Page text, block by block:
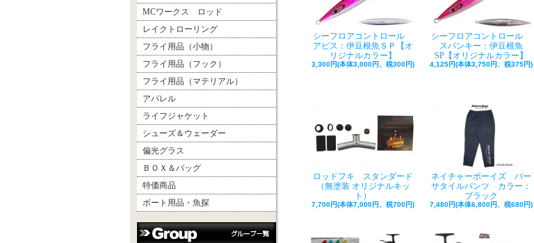
MCワークス ロッド
レイクトローリング
フライ用品（小物）
フライ用品（フック）
フライ用品（マテリアル）
アパレル
ライフジャケット
シューズ＆ウェーダー
偏光グラス
ＢＯＸ＆バッグ
特価商品
ボート用品・魚探
シーフロアコントロール
アビス：伊豆根魚ＳＰ【オ
リジナルカラー】
3,300円(本体3,000円、税300円)
シーフロアコントロール
スパンキー：伊豆根魚
SP【オリジナルカラー】
4,125円(本体3,750円、税375円)
ロッドフキ スタンダード
（無塗装 オリジナルキッ
ト）
7,700円(本体7,000円、税700円)
ネイチャーボーイズ バー
サタイルパンツ カラー：
ブラック
7,480円(本体6,800円、税680円)